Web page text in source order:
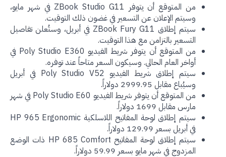
من المتوقع أن يتوفر ZBook Studio G11 في شهر مايو،
وسيتم الإعلان عن التسعير في غضون ذلك التوقيت.
سيتم إطلاق ZBook Fury G11 في أبريل، وستُعلن تفاصيل
التسعير بالتزامن مع هذا التوقيت.
من المتوقع أن يتوفر شريط الفيديو Poly Studio E360 في
أواخر العام الحالي. وسيكون السعر متاحاً عند توفره.
سيتم إطلاق شريط الفيديو Poly Studio V52 في أبريل
وسيُباع مقابل 2999.95 دولاراً.
من المتوقع أن يتوفر شريط الفيديو Poly Studio E60 في شهر
مارس مقابل 1699 دولاراً.
سيتم إطلاق لوحة المفاتيح اللاسلكية HP 965 Ergonomic
في أبريل بسعر 129.99 دولاراً.
سيتم إطلاق لوحة المفاتيح HP 685 Comfort ذات الوضع
المزدوج في شهر مايو بسعر 59.99 دولاراً.